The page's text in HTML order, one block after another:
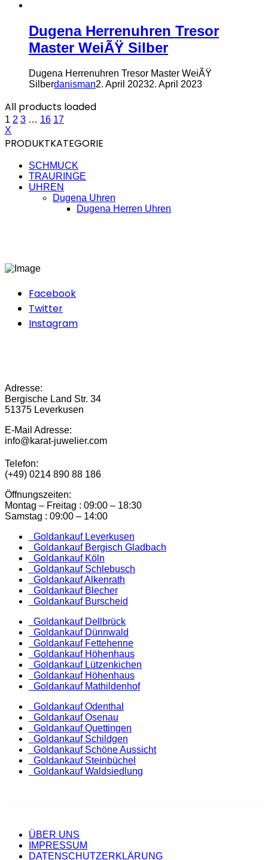
Dugena Herrenuhren Tresor
Master WeiÃŸ Silber
Dugena Herrenuhren Tresor Master WeiÃŸ
Silberdanisman2. April 20232. April 2023
All products loaded
1 2 3 … 16 17
X
PRODUKTKATEGORIE
SCHMUCK
TRAURINGE
UHREN
Dugena Uhren
Dugena Herren Uhren
Facebook
Twitter
Instagram
Adresse:
Bergische Land Str. 34
51375 Leverkusen
E-Mail Adresse:
info@karat-juwelier.com
Telefon:
(+49) 0214 890 88 186
Öffnungszeiten:
Montag – Freitag : 09:00 – 18:30
Samstag : 09:00 – 14:00
Goldankauf Leverkusen
Goldankauf Bergisch Gladbach
Goldankauf Köln
Goldankauf Schlebusch
Goldankauf Alkenrath
Goldankauf Blecher
Goldankauf Burscheid
Goldankauf Dellbrück
Goldankauf Dünnwald
Goldankauf Fettehenne
Goldankauf Höhenhaus
Goldankauf Lützenkichen
Goldankauf Höhenhaus
Goldankauf Mathildenhof
Goldankauf Odenthal
Goldankauf Osenau
Goldankauf Quettingen
Goldankauf Schildgen
Goldankauf Schöne Aussicht
Goldankauf Steinbüchel
Goldankauf Waldsiedlung
ÜBER UNS
IMPRESSUM
DATENSCHUTZERKLÄRUNG